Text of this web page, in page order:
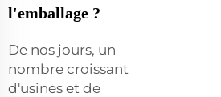
l'emballage ?
De nos jours, un
nombre croissant
d'usines et de